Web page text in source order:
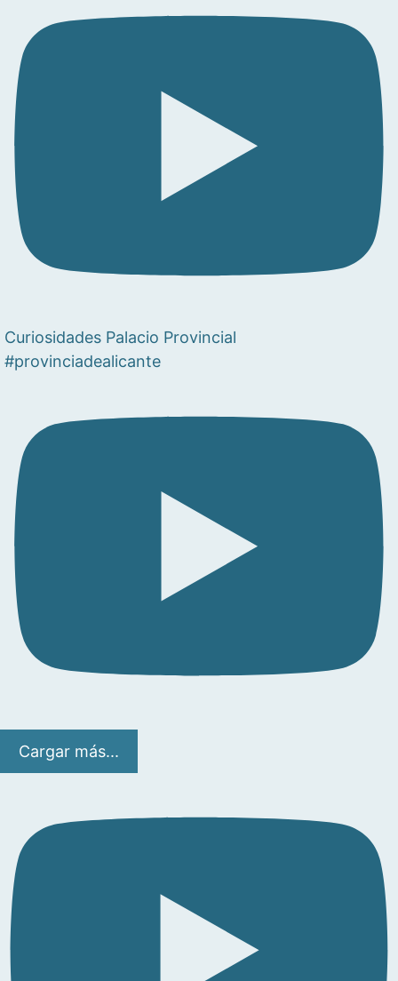
Curiosidades Palacio Provincial
#provinciadealicante
Cargar más...